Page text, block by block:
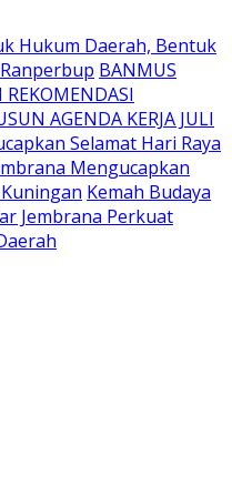
Hukum Daerah, Bentuk
BANMUS
AGENDA KERJA JULI
Selamat Hari Raya
Mengucapkan
Kemah Budaya
Jembrana Perkuat